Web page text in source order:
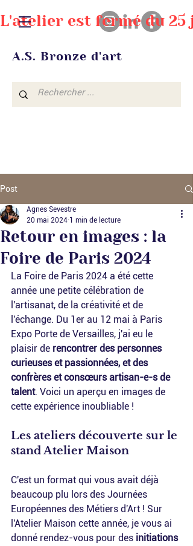
A.S. Bronze d'art
L'atelier est fermé du
Post
Retour en images : la
Foire de Paris 2024
Agnes Sevestre
20 mai 2024 1 min de lecture
La Foire de Paris 2024 a été cette
année une petite célébration de
l'artisanat, de la créativité et de
l'échange. Du 1er au 12 mai à Paris
Expo Porte de Versailles, j'ai eu le
plaisir de rencontrer des personnes
curieuses et passionnées, et des
confrères et consœurs artisan-e-s de
talent. Voici un aperçu en images de
cette expérience inoubliable !
Les ateliers découverte sur le
stand Atelier Maison
C'est un format qui vous avait déjà
beaucoup plu lors des Journées
Européennes des Métiers d'Art ! Sur
l'Atelier Maison cette année, je vous ai
donné rendez-vous pour des initiations